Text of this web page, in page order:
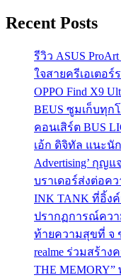
Recent Posts
รีวิว ASUS
ใจสายครีเอเตอ
OPPO Find X9
BEUS ซูมเก็บทุ
คอนเสิร์ต BUS
เอ้ก ดิจิทัล แนะนัก
Advertising’ กุญ
บราเดอร์ส่งต่อค
INK TANK ที่อิ้งค์
ปรากฏการณ์ควา
ท้ายความสุขที่ จ
realme ร่วมสร้าง
THE